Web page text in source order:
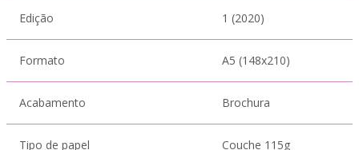
Edição 1 (2020)
Formato A5 (148x210)
Acabamento Brochura
Tipo de papel Couche 115g